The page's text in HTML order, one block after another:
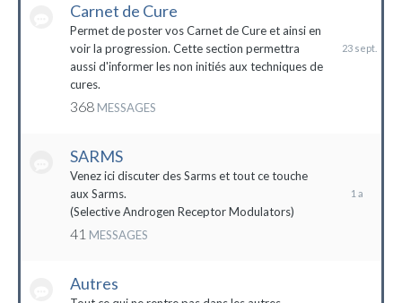
Carnet de Cure
Permet de poster vos Carnet de Cure et ainsi en
voir la progression. Cette section permettra
aussi d'informer les non initiés aux techniques de
cures.
368 MESSAGES
2023
SARMS
Venez ici discuter des Sarms et tout ce touche
aux Sarms.
(Selective Androgen Receptor Modulators)
41 MESSAGES
2022
Autres